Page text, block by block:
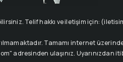
Telif hakkı ve iletişim için:
Tamamı internet
ulaşınız. Uyarınızdan